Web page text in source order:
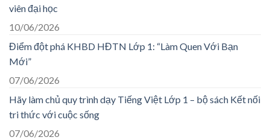
viên đại học
10/06/2026
Điểm đột phá KHBD HĐTN Lớp 1: “Làm Quen Với Bạn
Mới”
07/06/2026
Hãy làm chủ quy trình dạy Tiếng Việt Lớp 1 – bộ sách Kết nối
tri thức với cuộc sống
07/06/2026